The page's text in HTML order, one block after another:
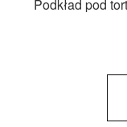
Podkład pod